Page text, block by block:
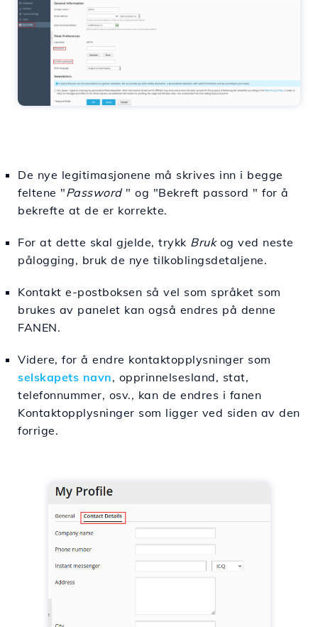
De nye legitimasjonene må skrives inn i begge
feltene "Password" og "Bekreft passord " for å
bekrefte at de er korrekte.
For at dette skal gjelde, trykk Brukog ved neste
pålogging, bruk de nye tilkoblingsdetaljene.
Kontakt e-postboksen så vel som språket som
brukes av panelet kan også endres på denne
FANEN.
Videre, for å endre kontaktopplysninger som
selskapets navn, opprinnelsesland, stat,
telefonnummer, osv., kan de endres i fanen
Kontaktopplysninger som ligger ved siden av den
forrige.